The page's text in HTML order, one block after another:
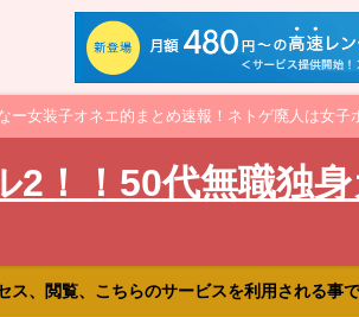
ー女装子オネエ的まとめ速報！ネトゲ廃人は女
2！！50代無職独
、閲覧、こちらのサービスを利用される事